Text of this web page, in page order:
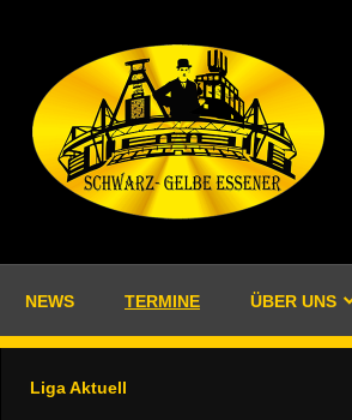
springen
NEWS TERMINE ÜBER UNS
Liga Aktuell